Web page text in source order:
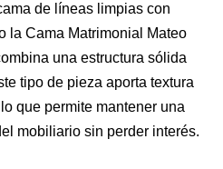
de líneas limpias con
la Cama Matrimonial Mateo
una estructura sólida
tipo de pieza aporta textura
que permite mantener una
mobiliario sin perder interés.